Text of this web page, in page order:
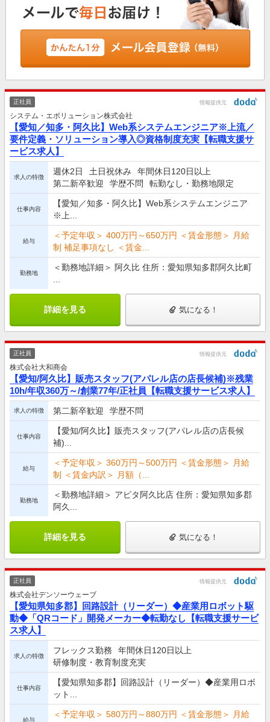
正社員 情報提供元
システム・エボリューション株式会社
【愛知／知多・阿久比】Web系システムエンジニア※上流／
要件定義・ソリューション導入◎資格制度充実【転職支援サ
ービス求人】
求人の特徴
週休2日 土日祝休み
年間休日120日以上
第二新卒歓迎
学歴不問 転勤なし・勤務地限定
仕事内容
【愛知／知多・阿久比】Web系システムエンジニア
※上...
給与
＜予定年収＞ 400万円～650万円 ＜賃金形態＞ 月給
制 補足事項なし ＜賃金...
勤務地
＜勤務地詳細＞ 阿久比 住所：愛知県知多郡阿久比町
詳細を見る 気になる！
正社員 情報提供元
株式会社大和商会
【愛知/阿久比】販売スタッフ(アパレル店の店長候補)※残業
10h/年収360万～/創業77年/正社員【転職支援サービス求人】
求人の特徴 第二新卒歓迎 学歴不問
仕事内容
【愛知/阿久比】販売スタッフ(アパレル店の店長候
補)...
給与
＜予定年収＞ 360万円～500万円 ＜賃金形態＞ 月給
制 ＜賃金内訳＞ 月額（...
勤務地
＜勤務地詳細＞ アピタ阿久比店 住所：愛知県知多郡
阿久...
詳細を見る 気になる！
正社員 情報提供元
株式会社デンソーウェーブ
【愛知県知多郡】回路設計（リーダー）◆産業用ロボット駆
動◆「QRコード」開発メーカー◆転勤なし【転職支援サービ
ス求人】
求人の特徴
フレックス勤務
年間休日120日以上
研修制度・教育制度充実
仕事内容
【愛知県知多郡】回路設計（リーダー）◆産業用ロボ
ット...
給与
＜予定年収＞ 580万円～880万円 ＜賃金形態＞ 月給